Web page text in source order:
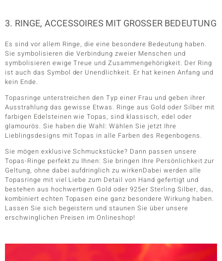
3. RINGE, ACCESSOIRES MIT GROSSER BEDEUTUNG
Es sind vor allem Ringe, die eine besondere Bedeutung haben.
Sie symbolisieren die Verbindung zweier Menschen und
symbolisieren ewige Treue und Zusammengehörigkeit. Der Ring
ist auch das Symbol der Unendlichkeit. Er hat keinen Anfang und
kein Ende.
Topasringe unterstreichen den Typ einer Frau und geben ihrer
Ausstrahlung das gewisse Etwas. Ringe aus Gold oder Silber mit
farbigen Edelsteinen wie Topas, sind klassisch, edel oder
glamourös. Sie haben die Wahl: Wählen Sie jetzt Ihre
Lieblingsdesigns mit Topas in alle Farben des Regenbogens.
Sie mögen exklusive Schmuckstücke? Dann passen unsere
Topas-Ringe perfekt zu Ihnen: Sie bringen Ihre Persönlichkeit zur
Geltung, ohne dabei aufdringlich zu wirkenDabei werden alle
Topasringe mit viel Liebe zum Detail von Hand gefertigt und
bestehen aus hochwertigen Gold oder 925er Sterling Silber, das,
kombiniert echten Topasen eine ganz besondere Wirkung haben.
Lassen Sie sich begeistern und staunen Sie über unsere
erschwinglichen Preisen im Onlineshop!